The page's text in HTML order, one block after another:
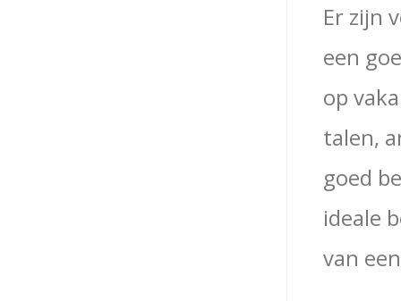
Er zijn
een
op
talen,
goed
ideale
van